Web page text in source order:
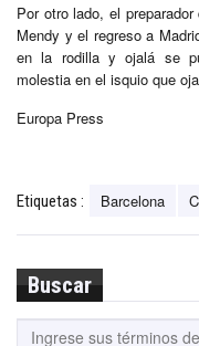
Por otro lado, el
Mendy y el regreso a
en la rodilla y ojalá se
molestia en el isquio que
Europa Press
Etiquetas : Barcelona
Buscar